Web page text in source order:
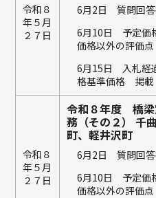
令和８
年５月
２７日
6月2日 質問回答
6月10日 予定価
価格以外の評価
6月15日 入札経
格基準価格 掲載
令和８
年５月
２７日
令和８年度 橋梁
務（その２） 千
町、軽井沢町
6月2日 質問回答
6月10日 予定価
価格以外の評価